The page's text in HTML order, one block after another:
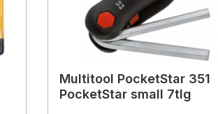
Multitool PocketStar 351
PocketStar small 7tlg